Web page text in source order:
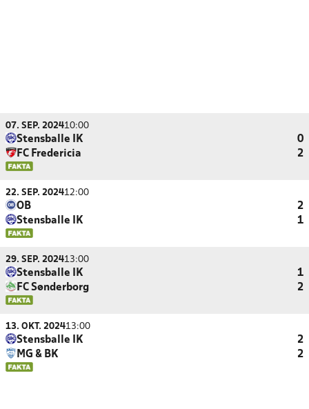
07. SEP. 202410:00
Stensballe IK
0
FC Fredericia
2
22. SEP. 202412:00
OB
2
Stensballe IK
1
29. SEP. 202413:00
Stensballe IK
1
FC Sønderborg
2
13. OKT. 202413:00
Stensballe IK
2
MG & BK
2